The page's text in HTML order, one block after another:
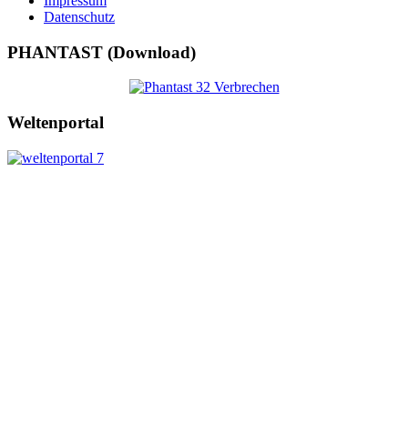
Datenschutz
PHANTAST (Download)
Weltenportal